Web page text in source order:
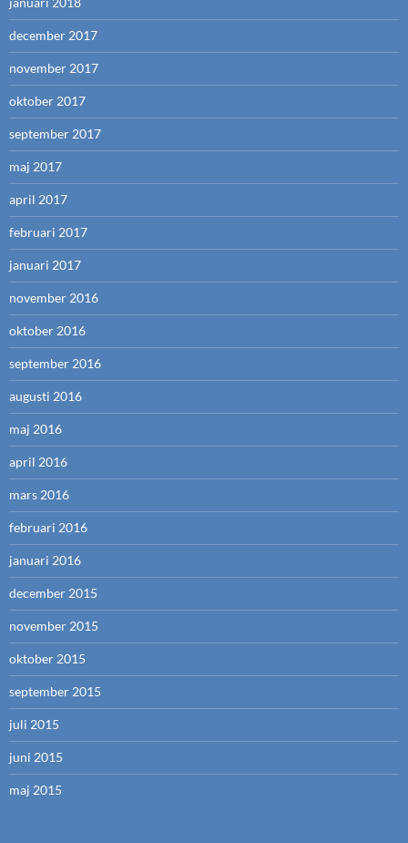
december 2017
november 2017
oktober 2017
september 2017
maj 2017
april 2017
februari 2017
januari 2017
november 2016
oktober 2016
september 2016
augusti 2016
maj 2016
april 2016
mars 2016
februari 2016
januari 2016
december 2015
november 2015
oktober 2015
september 2015
juli 2015
juni 2015
maj 2015